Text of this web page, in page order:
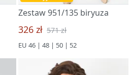
Zestaw 951/135 biryuza
326 zł 571 zł
EU 46 | 48 | 50 | 52